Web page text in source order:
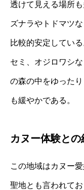
透けて見える場所
ズナラやトドマツ
比較的安定してい
セミ、オジロワシ
の森の中をゆった
も緩やかである。
カヌー体験との
この地域はカヌー
聖地とも言われて